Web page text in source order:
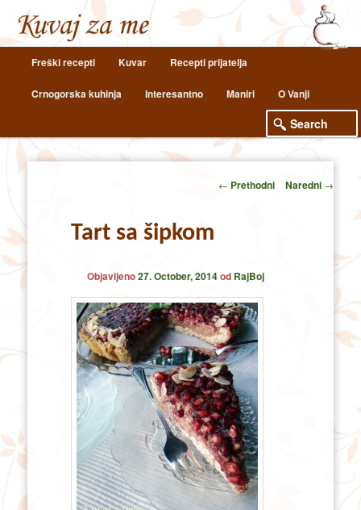
Skip
to
primary
Skip
to
secondary
Freški recepti Kuvar Recepti prijatelja
Crnogorska kuhinja Interesantno Maniri O Vanji
Post
← Prethodni Naredni →
Tart sa šipkom
Objavljeno27. October, 2014od RajBoj